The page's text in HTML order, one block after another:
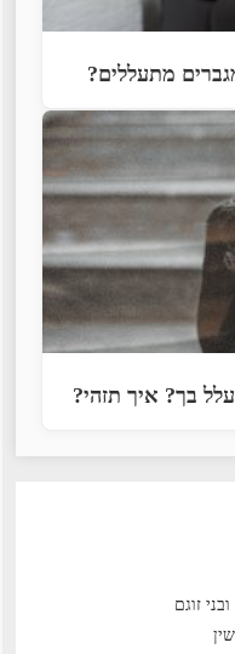
מתעללים?
בך? איך תזהי?
זוגם